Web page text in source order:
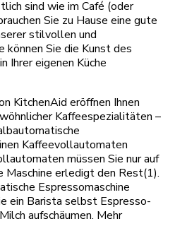
sind wie im Café (oder
Sie zu Hause eine gute
stilvollen und
können Sie die Kunst des
Ihrer eigenen Küche
KitchenAid eröffnen Ihnen
Kaffeespezialitäten –
Kaffeevollautomaten
müssen Sie nur auf
Maschine erledigt den Rest(1).
Espressomaschine
ein Barista selbst Espresso-
aufschäumen. Mehr